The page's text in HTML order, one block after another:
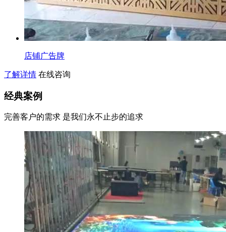
店铺广告牌
了解详情 在线咨询
经典案例
完善客户的需求 是我们永不止步的追求